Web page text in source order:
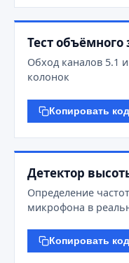
Тест объёмного
Обход каналов 5.1
колонок
Копировать код
Детектор
Определение
микрофона в
Копировать код